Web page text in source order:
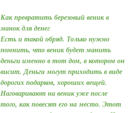
Как превратить березовый веник в
манок для денег
Есть и такой обряд. Только нужно
помнить, что веник будет манить
деньги именно в тот дом, в котором он
висит. Деньги могут приходить в виде
дорогих подарков, хороших вещей.
Наговаривают на веник уже после
того, как повесят его на место. Этот